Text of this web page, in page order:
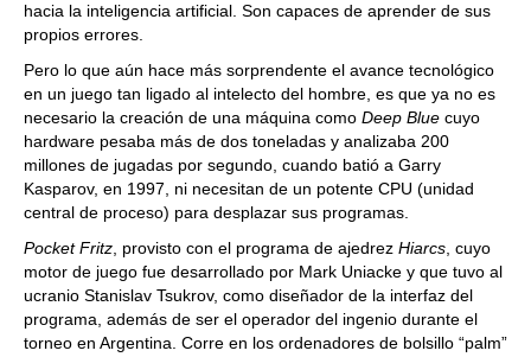
hacia la inteligencia artificial. Son capaces de aprender de sus
propios errores.
Pero lo que aún hace más sorprendente el avance tecnológico
en un juego tan ligado al intelecto del hombre, es que ya no es
necesario la creación de una máquina como Deep Blue cuyo
hardware pesaba más de dos toneladas y analizaba 200
millones de jugadas por segundo, cuando batió a Garry
Kasparov, en 1997, ni necesitan de un potente CPU (unidad
central de proceso) para desplazar sus programas.
Pocket Fritz , provisto con el programa de ajedrez Hiarcs , cuyo
motor de juego fue desarrollado por Mark Uniacke y que tuvo al
ucranio Stanislav Tsukrov, como diseñador de la interfaz del
programa, además de ser el operador del ingenio durante el
torneo en Argentina. Corre en los ordenadores de bolsillo “palm”